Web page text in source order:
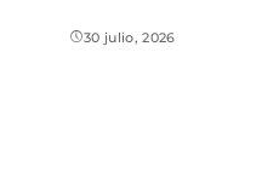
30 julio, 2026